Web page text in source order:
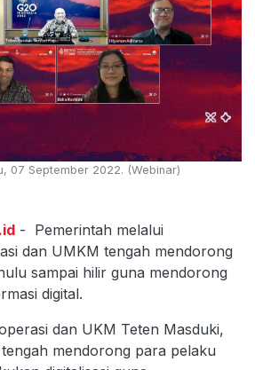
07 September 2022. (Webinar)
- Pemerintah melalui
dan UMKM tengah mendorong
sampai hilir guna mendorong
digital.
dan UKM Teten Masduki,
mendorong para pelaku